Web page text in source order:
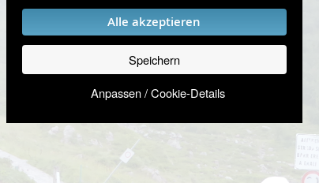
Alle akzeptieren
Speichern
Anpassen / Cookie-Details